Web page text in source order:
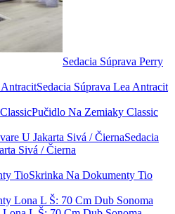
Sedacia Súprava Perry
Sedacia Súprava Lea Antracit
Pučidlo Na Zemiaky Classic
Sedacia
Sivá / Čierna
Skrinka Na Dokumenty Tio